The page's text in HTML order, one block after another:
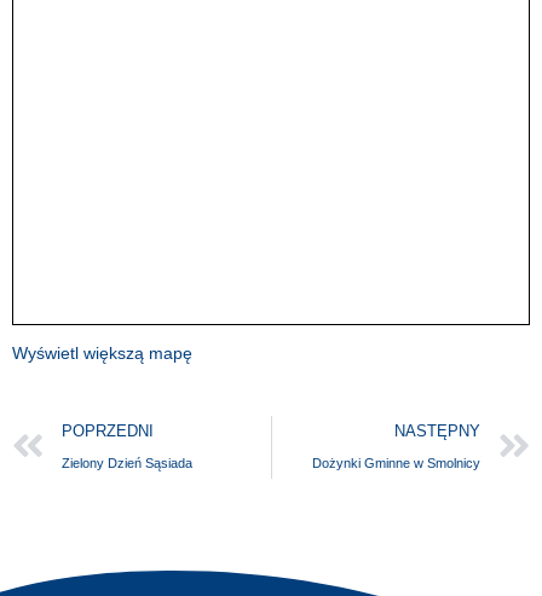
Wyświetl większą mapę
POPRZEDNI
Zielony Dzień Sąsiada
NASTĘPNY
Dożynki Gminne w Smolnicy